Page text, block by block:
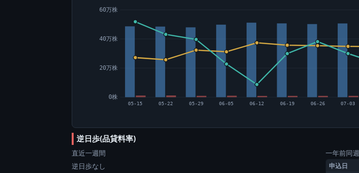
0株
20万株
40万株
60万株
05-15 05-22 05-29 06-05 06-12 06-19 06-26 07-03
逆日歩(品貸料率)
直近一週間
逆日歩なし
一年前同週
申込日